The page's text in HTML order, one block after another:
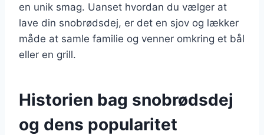
en unik smag. Uanset hvordan du vælger at
lave din snobrødsdej, er det en sjov og lækker
måde at samle familie og venner omkring et bål
eller en grill.
Historien bag snobrødsdej
og dens popularitet